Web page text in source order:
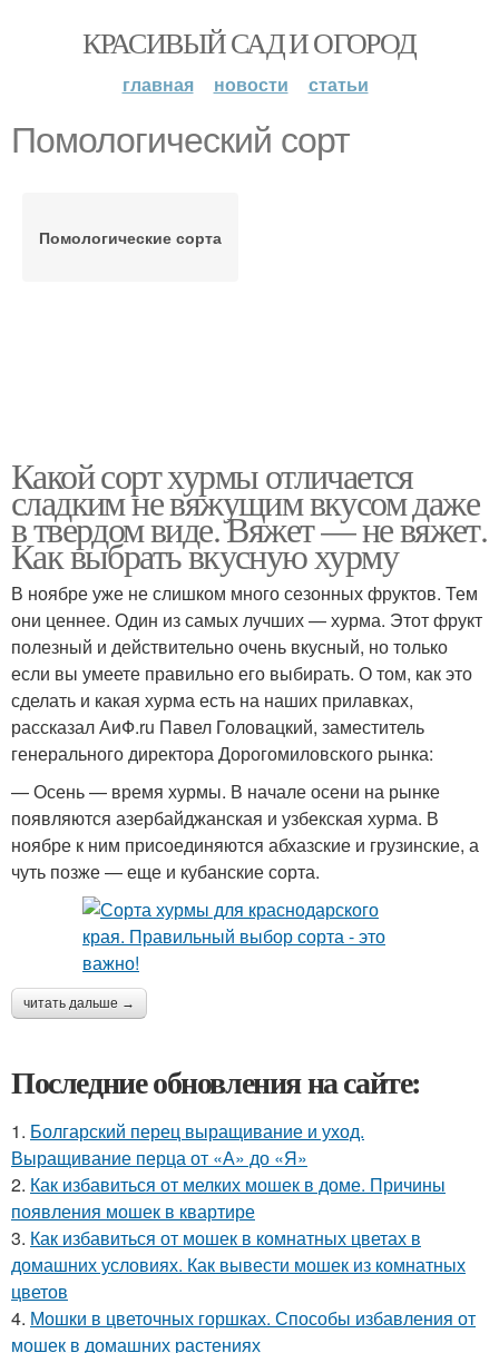
КРАСИВЫЙ САД И ОГОРОД
главная новости статьи
Помологический сорт
Помологические сорта
Какой сорт хурмы отличается
сладким не вяжущим вкусом даже
в твердом виде. Вяжет — не вяжет.
Как выбрать вкусную хурму
В ноябре уже не слишком много сезонных фруктов. Тем
они ценнее. Один из самых лучших — хурма. Этот фрукт
полезный и действительно очень вкусный, но только
если вы умеете правильно его выбирать. О том, как это
сделать и какая хурма есть на наших прилавках,
рассказал АиФ.ru Павел Головацкий, заместитель
генерального директора Дорогомиловского рынка:
— Осень — время хурмы. В начале осени на рынке
появляются азербайджанская и узбекская хурма. В
ноябре к ним присоединяются абхазские и грузинские, а
чуть позже — еще и кубанские сорта.
читать дальше →
Последние обновления на сайте:
1. Болгарский перец выращивание и уход.
Выращивание перца от «А» до «Я»
2. Как избавиться от мелких мошек в доме. Причины
появления мошек в квартире
3. Как избавиться от мошек в комнатных цветах в
домашних условиях. Как вывести мошек из комнатных
цветов
4. Мошки в цветочных горшках. Способы избавления от
мошек в домашних растениях